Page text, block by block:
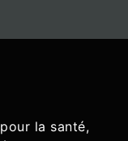
la santé,